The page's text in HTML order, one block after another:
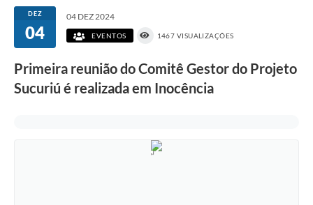
Notícias
Legislação
Renuncia de Receita
DEZ
04
04 DEZ 2024
EVENTOS 1467 VISUALIZAÇÕES
Primeira reunião do Comitê Gestor do Projeto
Sucuriú é realizada em Inocência